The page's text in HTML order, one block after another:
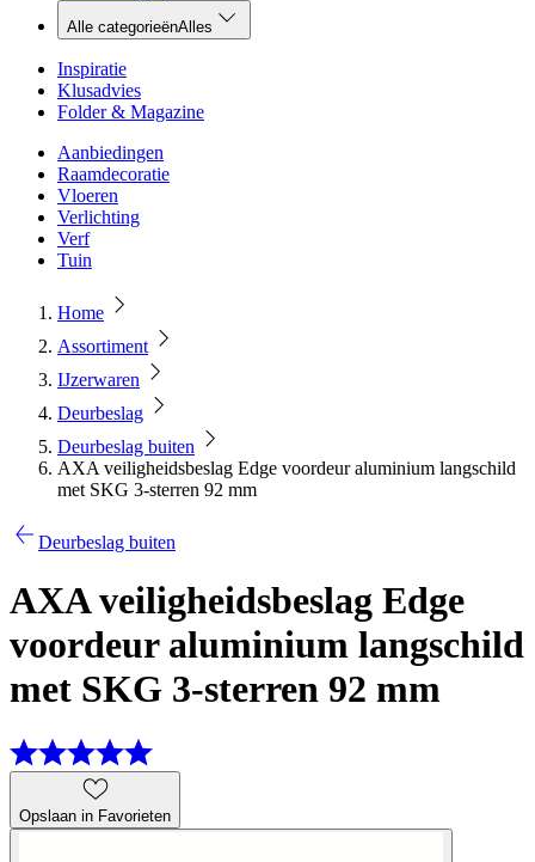
Alle categorieënAlles
Inspiratie
Klusadvies
Folder & Magazine
Aanbiedingen
Raamdecoratie
Vloeren
Verlichting
Verf
Tuin
Home
Assortiment
IJzerwaren
Deurbeslag
Deurbeslag buiten
AXA veiligheidsbeslag Edge voordeur aluminium langschild
met SKG 3-sterren 92 mm
Deurbeslag buiten
AXA veiligheidsbeslag Edge
voordeur aluminium langschild
met SKG 3-sterren 92 mm
Opslaan in Favorieten